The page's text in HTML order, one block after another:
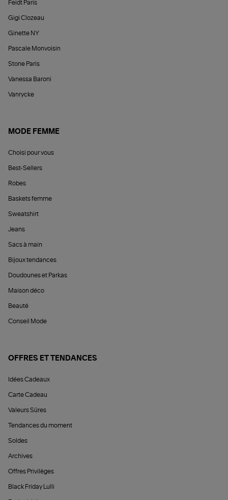
Feidt Paris
Gigi Clozeau
Ginette NY
Pascale Monvoisin
Stone Paris
Vanessa Baroni
Vanrycke
MODE FEMME
Choisi pour vous
Best-Sellers
Robes
Baskets femme
Sweatshirt
Jeans
Sacs à main
Bijoux tendances
Doudounes et Parkas
Maison déco
Beauté
Conseil Mode
OFFRES ET TENDANCES
Idées Cadeaux
Carte Cadeau
Valeurs Sûres
Tendances du moment
Soldes
Archives
Offres Privilèges
Black Friday Lulli